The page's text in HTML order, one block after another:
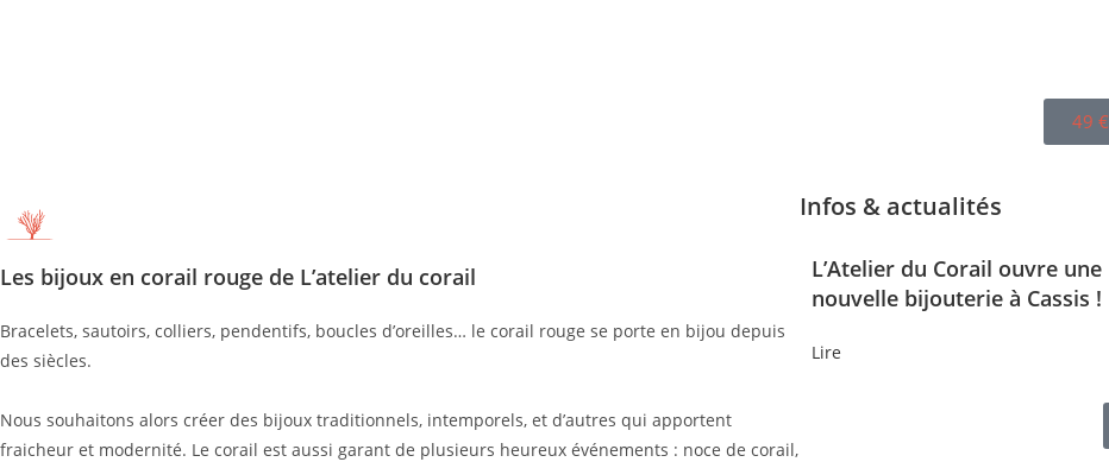
49 €
Les bijoux en corail rouge de L’atelier du corail
Bracelets, sautoirs, colliers, pendentifs, boucles d’oreilles… le corail rouge se porte en bijou depuis
des siècles.
Nous souhaitons alors créer des bijoux traditionnels, intemporels, et d’autres qui apportent
fraicheur et modernité. Le corail est aussi garant de plusieurs heureux événements : noce de corail,
Infos & actualités
L’Atelier du Corail ouvre une
nouvelle bijouterie à Cassis !
Lire